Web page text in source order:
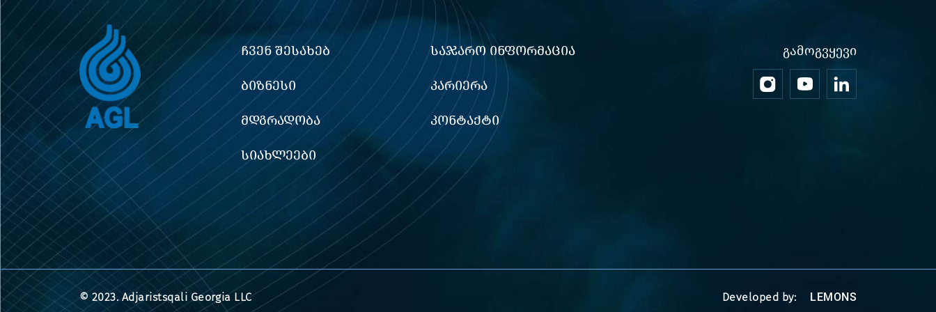
ᲩᲕᲔᲜ ᲨᲔᲡᲐᲮᲔᲑ
ᲑᲘᲖᲜᲔᲡᲘ
ᲛᲓᲒᲠᲐᲓᲝᲑᲐ
ᲡᲘᲐᲮᲚᲔᲔᲑᲘ
ᲡᲐᲯᲐᲠᲝ ᲘᲜᲤᲝᲠᲛᲐᲪᲘᲐ
ᲙᲐᲠᲘᲔᲠᲐ
ᲙᲝᲜᲢᲐᲥᲢᲘ
ᲒᲐᲛᲝᲒᲕᲧᲔᲕᲘ
© 2023. Adjaristsqali Georgia LLC Developed by: LEMONS